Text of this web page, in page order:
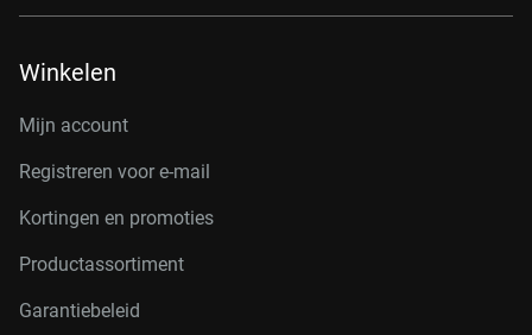
Winkelen
Mijn account
Registreren voor e-mail
Kortingen en promoties
Productassortiment
Garantiebeleid